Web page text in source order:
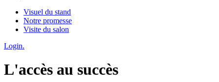
Visuel du stand
Notre promesse
Visite du salon
Login.
L'accès au succès